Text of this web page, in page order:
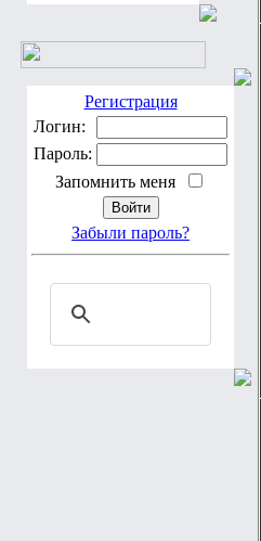
Регистрация
Логин:
Пароль:
Запомнить меня
Забыли пароль?